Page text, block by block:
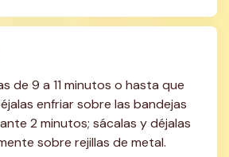
de 9 a 11 minutos o hasta que
enfriar sobre las bandejas
2 minutos; sácalas y déjalas
sobre rejillas de metal.